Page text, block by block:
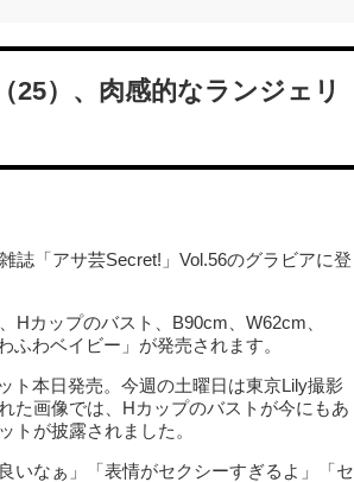
25）、肉感的なランジェリ
誌「アサ芸Secret!」Vol.56のグラビアに登
Hカップのバスト、B90cm、W62cm、
わベイビー」が発売されます。
ト本日発売。今週の土曜日は東京Lily撮影
た画像では、Hカップのバストが今にもあ
トが披露されました。
いなぁ」「表情がセクシーすぎるよ」「セ